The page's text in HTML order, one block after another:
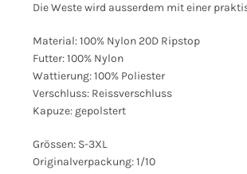
Die Weste wird ausserdem mit einer
Material: 100% Nylon 20D Ripstop
Futter: 100% Nylon
Wattierung: 100% Poliester
Verschluss: Reissverschluss
Kapuze: gepolstert
Grössen: S-3XL
Originalverpackung: 1/10